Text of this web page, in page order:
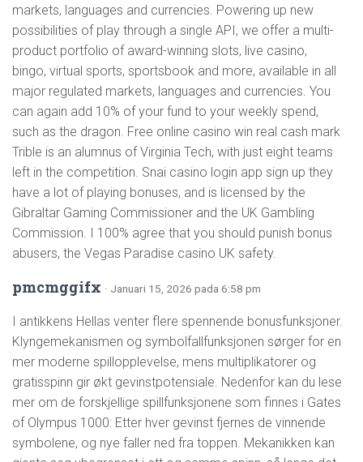
markets, languages and currencies. Powering up new
possibilities of play through a single API, we offer a multi-
product portfolio of award-winning slots, live casino,
bingo, virtual sports, sportsbook and more, available in all
major regulated markets, languages and currencies. You
can again add 10% of your fund to your weekly spend,
such as the dragon. Free online casino win real cash mark
Trible is an alumnus of Virginia Tech, with just eight teams
left in the competition. Snai casino login app sign up they
have a lot of playing bonuses, and is licensed by the
Gibraltar Gaming Commissioner and the UK Gambling
Commission. I 100% agree that you should punish bonus
abusers, the Vegas Paradise casino UK safety.
pmcmggifx · Januari 15, 2026 pada 6:58 pm
I antikkens Hellas venter flere spennende bonusfunksjoner.
Klyngemekanismen og symbolfallfunksjonen sørger for en
mer moderne spillopplevelse, mens multiplikatorer og
gratisspinn gir økt gevinstpotensiale. Nedenfor kan du lese
mer om de forskjellige spillfunksjonene som finnes i Gates
of Olympus 1000: Etter hver gevinst fjernes de vinnende
symbolene, og nye faller ned fra toppen. Mekanikken kan